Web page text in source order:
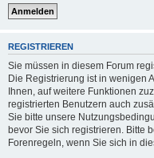
REGISTRIEREN
Sie müssen in diesem Forum
Die Registrierung ist in wenigen
Ihnen, auf weitere Funktionen
registrierten Benutzern auch
Sie bitte unsere
bevor Sie sich registrieren. Bitte
Forenregeln, wenn Sie sich in